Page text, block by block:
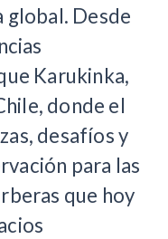
global. Desde
Karukinka,
donde el
desafíos y
para las
que hoy